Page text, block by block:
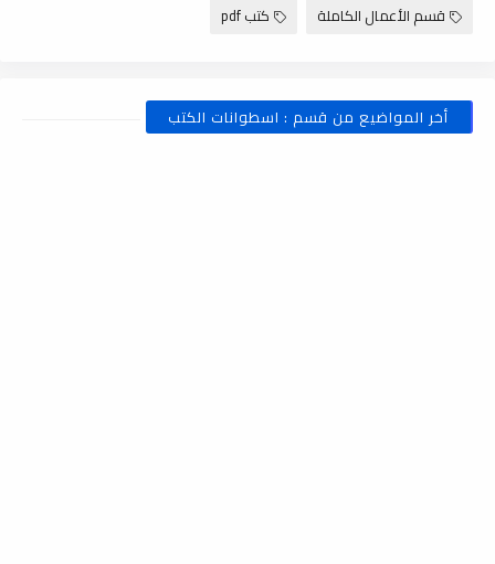
قسم الأعمال الكاملة
كتب pdf
أخر المواضيع من قسم : اسطوانات الكتب